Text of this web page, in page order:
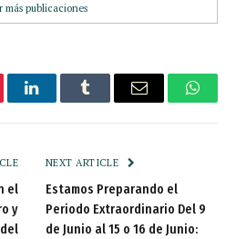
más publicaciones
LinkedInTumblr Email
el
y
NEXT ARTICLE
Estamos Preparando el
Periodo Extraordinario Del 9
de Junio al 15 o 16 de Junio: